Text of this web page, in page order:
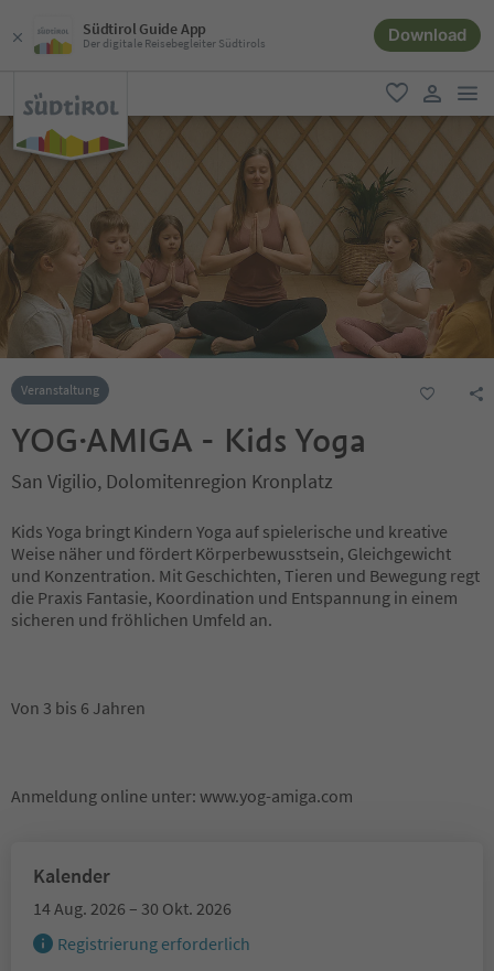
Südtirol Guide App
Der digitale Reisebegleiter Südtirols Download
favorit
user link
Veranstaltung
YOG·AMIGA - Kids Yoga
San Vigilio, Dolomitenregion Kronplatz
Kids Yoga bringt Kindern Yoga auf spielerische und kreative
Weise näher und fördert Körperbewusstsein, Gleichgewicht
und Konzentration. Mit Geschichten, Tieren und Bewegung regt
die Praxis Fantasie, Koordination und Entspannung in einem
sicheren und fröhlichen Umfeld an.
Von 3 bis 6 Jahren
Anmeldung online unter: www.yog-amiga.com
Kalender
14 Aug. 2026 – 30 Okt. 2026
Registrierung erforderlich